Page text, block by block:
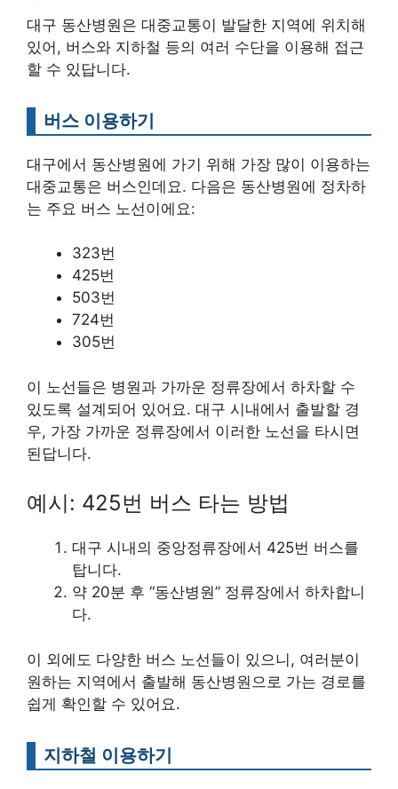
대구 동산병원은 대중교통이 발달한 지역에 위치해
있어, 버스와 지하철 등의 여러 수단을 이용해 접근
할 수 있답니다.
버스 이용하기
대구에서 동산병원에 가기 위해 가장 많이 이용하는
대중교통은 버스인데요. 다음은 동산병원에 정차하
는 주요 버스 노선이에요:
323번
425번
503번
724번
305번
이 노선들은 병원과 가까운 정류장에서 하차할 수
있도록 설계되어 있어요. 대구 시내에서 출발할 경
우, 가장 가까운 정류장에서 이러한 노선을 타시면
된답니다.
예시: 425번 버스 타는 방법
대구 시내의 중앙정류장에서 425번 버스를
탑니다.
약 20분 후 “동산병원” 정류장에서 하차합니
다.
이 외에도 다양한 버스 노선들이 있으니, 여러분이
원하는 지역에서 출발해 동산병원으로 가는 경로를
쉽게 확인할 수 있어요.
지하철 이용하기